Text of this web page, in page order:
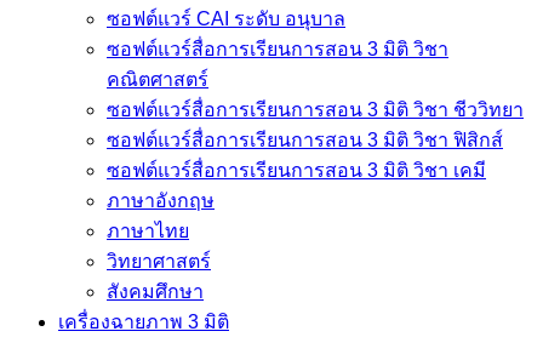
ซอฟต์แวร์ CAI ระดับ อนุบาล
ซอฟต์แวร์สื่อการเรียนการสอน 3 มิติ วิชา
คณิตศาสตร์
ซอฟต์แวร์สื่อการเรียนการสอน 3 มิติ วิชา ชีววิทยา
ซอฟต์แวร์สื่อการเรียนการสอน 3 มิติ วิชา ฟิสิกส์
ซอฟต์แวร์สื่อการเรียนการสอน 3 มิติ วิชา เคมี
ภาษาอังกฤษ
ภาษาไทย
วิทยาศาสตร์
สังคมศึกษา
เครื่องฉายภาพ 3 มิติ